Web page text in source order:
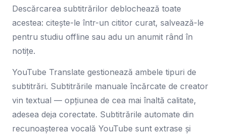
Descărcarea subtitrărilor deblochează toate
acestea: citește-le într-un cititor curat, salvează-le
pentru studiu offline sau adu un anumit rând în
notițe.
YouTube Translate gestionează ambele tipuri de
subtitrări. Subtitrările manuale încărcate de creator
vin textual — opțiunea de cea mai înaltă calitate,
adesea deja corectate. Subtitrările automate din
recunoașterea vocală YouTube sunt extrase și